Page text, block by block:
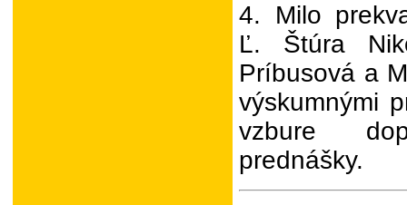
4. Milo
Ľ. Štúra
Príbusová a
výskumnými
vzbure
prednášky.